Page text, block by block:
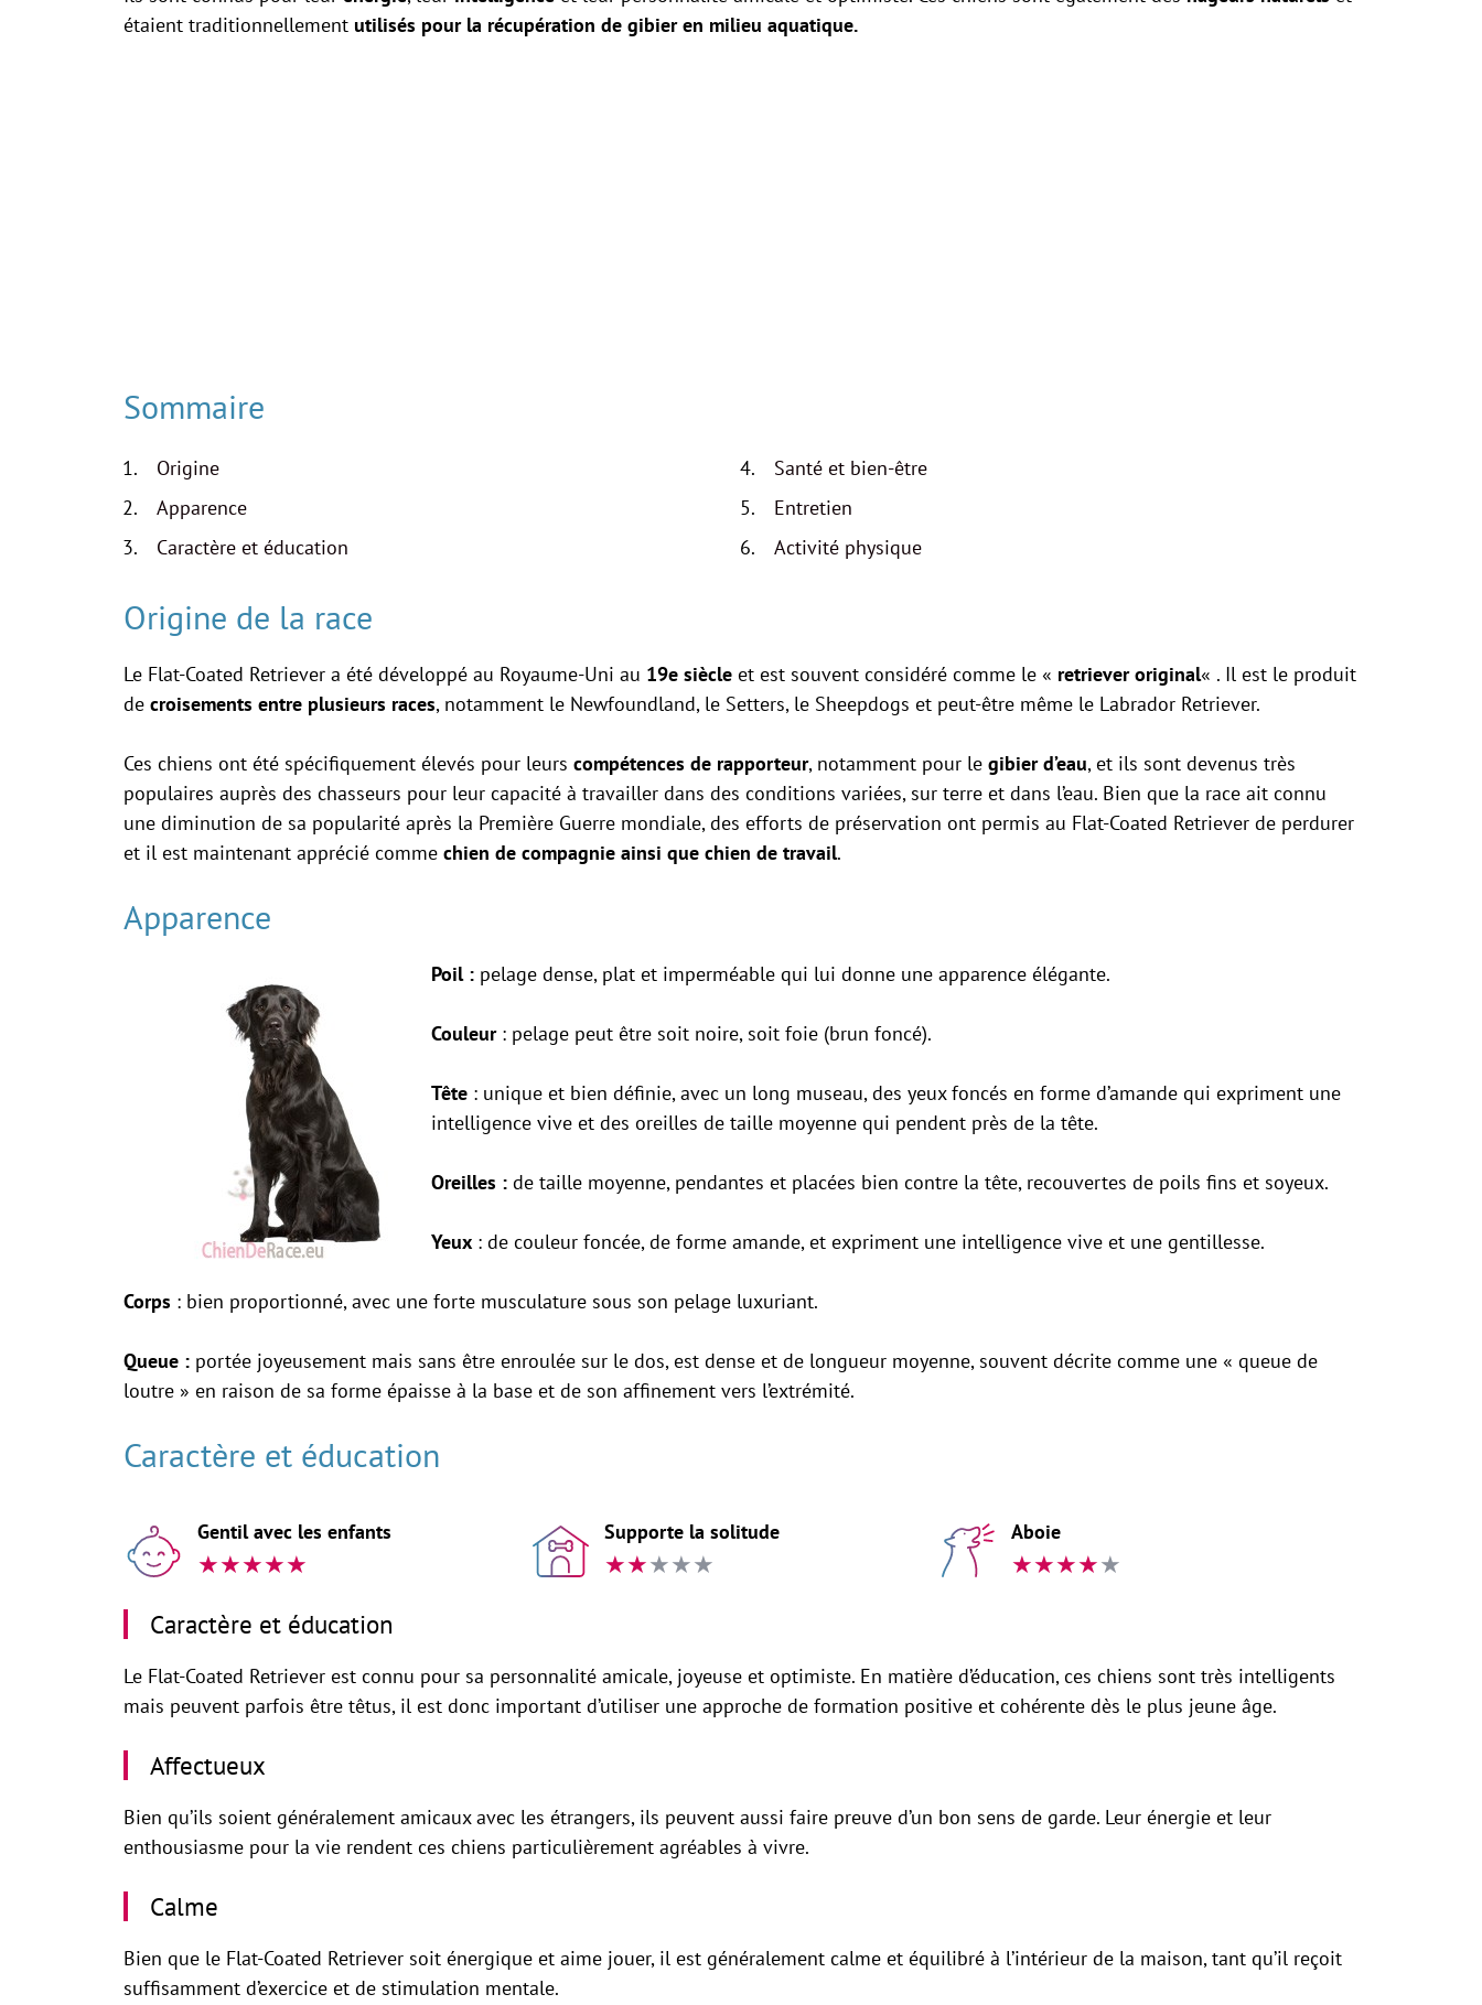
étaient traditionnellement utilisés pour la récupération de gibier en milieu aquatique.
Sommaire
Origine
Apparence
Caractère et éducation
Santé et bien-être
Entretien
Activité physique
Origine de la race
Le Flat-Coated Retriever a été développé au Royaume-Uni au 19e siècle et est souvent considéré comme le « retriever original« . Il est le produit
de croisements entre plusieurs races, notamment le Newfoundland, le Setters, le Sheepdogs et peut-être même le Labrador Retriever.
Ces chiens ont été spécifiquement élevés pour leurs compétences de rapporteur, notamment pour le gibier d’eau, et ils sont devenus très
populaires auprès des chasseurs pour leur capacité à travailler dans des conditions variées, sur terre et dans l’eau. Bien que la race ait connu
une diminution de sa popularité après la Première Guerre mondiale, des efforts de préservation ont permis au Flat-Coated Retriever de perdurer
et il est maintenant apprécié comme chien de compagnie ainsi que chien de travail.
Apparence
Poil : pelage dense, plat et imperméable qui lui donne une apparence élégante.
Couleur: pelage peut être soit noire, soit foie (brun foncé).
Tête : unique et bien définie, avec un long museau, des yeux foncés en forme d’amande qui expriment une
intelligence vive et des oreilles de taille moyenne qui pendent près de la tête.
Oreilles : de taille moyenne, pendantes et placées bien contre la tête, recouvertes de poils fins et soyeux.
Yeux : de couleur foncée, de forme amande, et expriment une intelligence vive et une gentillesse.
Corps : bien proportionné, avec une forte musculature sous son pelage luxuriant.
Queue : portée joyeusement mais sans être enroulée sur le dos, est dense et de longueur moyenne, souvent décrite comme une « queue de
loutre » en raison de sa forme épaisse à la base et de son affinement vers l’extrémité.
Caractère et éducation
Gentil avec les enfants
★★★★★
Supporte la solitude
★★★★★
Aboie
★★★★★
Caractère et éducation
Le Flat-Coated Retriever est connu pour sa personnalité amicale, joyeuse et optimiste. En matière d’éducation, ces chiens sont très intelligents
mais peuvent parfois être têtus, il est donc important d’utiliser une approche de formation positive et cohérente dès le plus jeune âge.
Affectueux
Bien qu’ils soient généralement amicaux avec les étrangers, ils peuvent aussi faire preuve d’un bon sens de garde. Leur énergie et leur
enthousiasme pour la vie rendent ces chiens particulièrement agréables à vivre.
Calme
Bien que le Flat-Coated Retriever soit énergique et aime jouer, il est généralement calme et équilibré à l’intérieur de la maison, tant qu’il reçoit
suffisamment d’exercice et de stimulation mentale.